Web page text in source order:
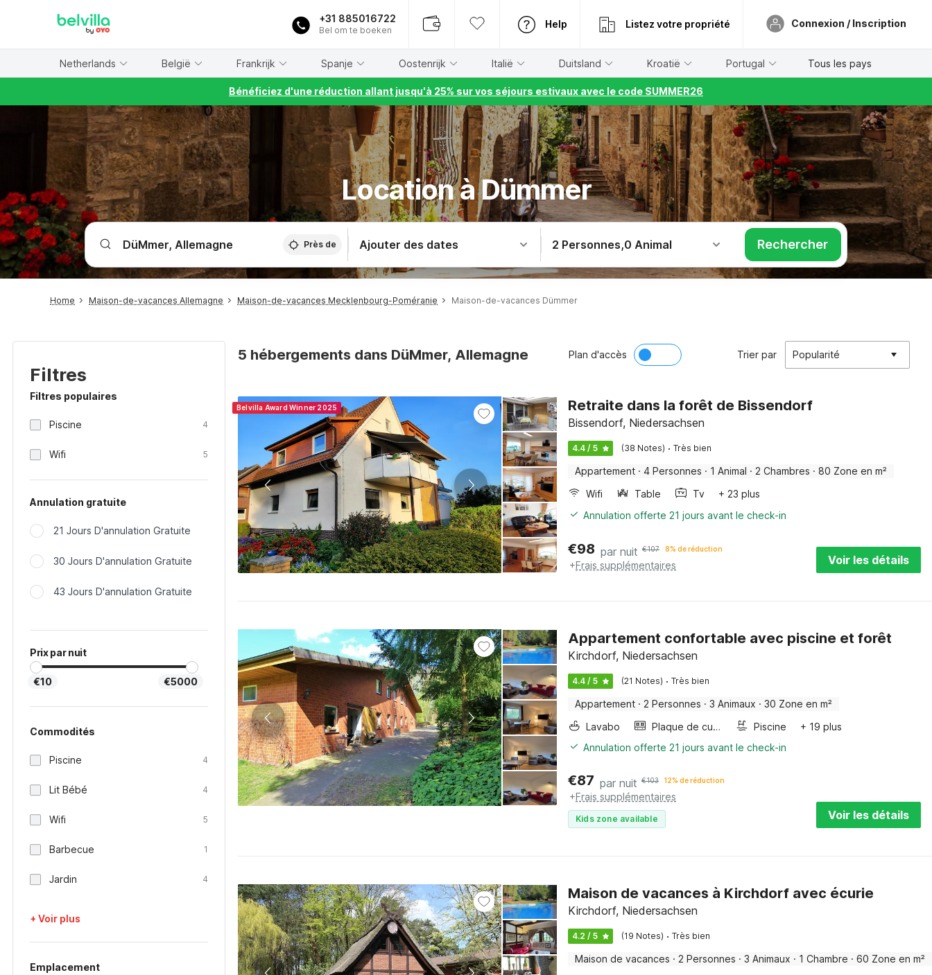
+31 885016722
Bel om te boeken
Help Listez votre propriété Connexion / Inscription
Netherlands België Frankrijk Spanje Oostenrijk Italië Duitsland Kroatië Portugal Tous les pays
Bénéficiez d'une réduction allant jusqu'à 25% sur vos séjours estivaux avec le code SUMMER26
Location à Dümmer
Près de Ajouter des dates 2 Personnes,0 Animal Rechercher
Home Maison-de-vacances Allemagne Maison-de-vacances Mecklenbourg-Poméranie Maison-de-vacances Dümmer
Filtres
Filtres populaires
Piscine 4
Wifi 5
Annulation gratuite
21 Jours D'annulation Gratuite
30 Jours D'annulation Gratuite
43 Jours D'annulation Gratuite
Prix par nuit
€10 €5000
Commodités
Piscine 4
Lit Bébé 4
Wifi 5
Barbecue 1
Jardin 4
+ Voir plus
Emplacement
5 hébergements dans DüMmer, Allemagne Plan d'accès Trier par Popularité
Belvilla Award Winner 2025 Retraite dans la forêt de Bissendorf
Bissendorf, Niedersachsen
4.4 / 5 (38 Notes) · Très bien
Appartement · 4 Personnes · 1 Animal · 2 Chambres · 80 Zone en m²
Wifi
Table Tv
+ 23 plus
Annulation offerte 21 jours avant le check-in
€98 par nuit €107 8% de réduction
+Frais supplémentaires Voir les détails
Appartement confortable avec piscine et forêt
Kirchdorf, Niedersachsen
4.4 / 5 (21 Notes) · Très bien
Appartement · 2 Personnes · 3 Animaux · 30 Zone en m²
Lavabo
Plaque de cuisson Piscine
+ 19 plus
Annulation offerte 21 jours avant le check-in
€87 par nuit €103 12% de réduction
+Frais supplémentaires
Kids zone available Voir les détails
Maison de vacances à Kirchdorf avec écurie
Kirchdorf, Niedersachsen
4.2 / 5 (19 Notes) · Très bien
Maison de vacances · 2 Personnes · 3 Animaux · 1 Chambre · 60 Zone en m²